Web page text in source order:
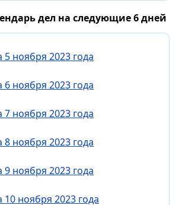
дел на следующие 6 дней
ноября 2023 года
ноября 2023 года
ноября 2023 года
ноября 2023 года
ноября 2023 года
ноября 2023 года